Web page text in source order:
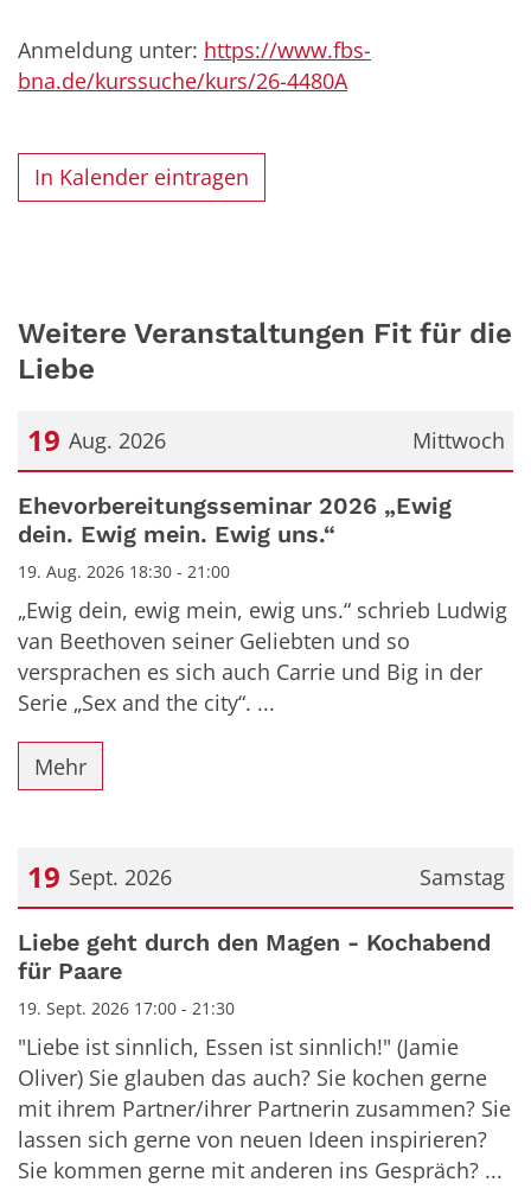
Anmeldung unter: https://www.fbs-
bna.de/kurssuche/kurs/26-4480A
In Kalender eintragen
Weitere Veranstaltungen Fit für die
Liebe
Mittwoch
19 Aug. 2026
Datum: 19. August 2026
Ehevorbereitungsseminar 2026 „Ewig
dein. Ewig mein. Ewig uns.“
19. Aug. 2026 18:30 - 21:00
„Ewig dein, ewig mein, ewig uns.“ schrieb Ludwig
van Beethoven seiner Geliebten und so
versprachen es sich auch Carrie und Big in der
Serie „Sex and the city“. ...
Mehr
Samstag
19 Sept. 2026
Datum: 19. September 2026
Liebe geht durch den Magen - Kochabend
für Paare
19. Sept. 2026 17:00 - 21:30
"Liebe ist sinnlich, Essen ist sinnlich!" (Jamie
Oliver) Sie glauben das auch? Sie kochen gerne
mit ihrem Partner/ihrer Partnerin zusammen? Sie
lassen sich gerne von neuen Ideen inspirieren?
Sie kommen gerne mit anderen ins Gespräch? ...